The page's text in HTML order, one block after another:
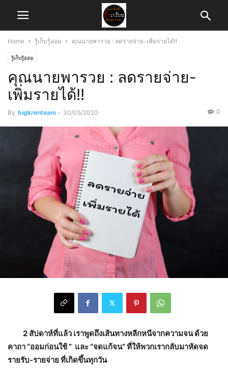
Home รู้เก็บรู้ออม คุณนายพารวย : ลดรายจ่าย-เพิ่มรายได้!!
รู้เก็บรู้ออม
คุณนายพารวย : ลดรายจ่าย-
เพิ่มรายได้!!
By bigkrenteam - 30/05/2020 0
2 สัปดาห์ที่แล้ว เราพูดถึงเส้นทางหลีกหนีจากความจน ด้วย
คาถา“ออมก่อนใช้ ” และ “จดแก้จน” ที่ให้พวกเรากลับมาหัดจด
รายรับ-รายจ่าย ที่เกิดขึ้นทุกวัน